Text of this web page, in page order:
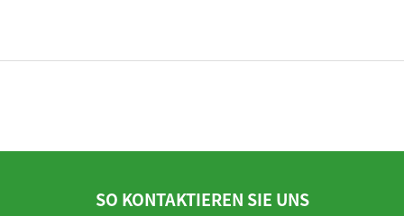
SO KONTAKTIEREN SIE UNS